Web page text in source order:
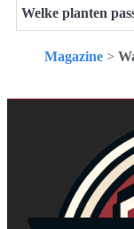
Welke planten
Magazine >